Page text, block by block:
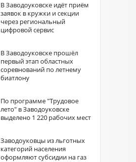
В Заводоуковске идёт приём
заявок в кружки и секции
через региональный
цифровой сервис
В Заводоуковске прошёл
первый этап областных
соревнований по летнему
биатлону
По программе "Трудовое
лето" в Заводоуковске
выделено 1 220 рабочих мест
Заводоуковцы из льготных
категорий населения
оформляют субсидии на газ